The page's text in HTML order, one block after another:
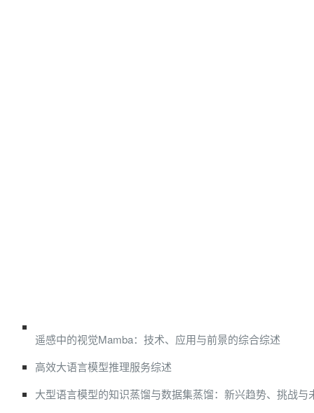
遥感中的视觉Mamba：技术、应用与前景的综合综述
高效大语言模型推理服务综述
大型语言模型的知识蒸馏与数据集蒸馏：新兴趋势、挑战与